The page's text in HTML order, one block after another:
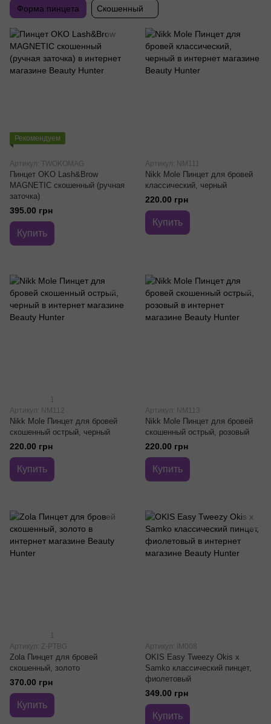
Форма пинцета Скошенный
Рекомендуем
Артикул: TWOKOMAG
Пинцет OKO Lash&Brow
MAGNETIC скошенный (ручная
заточка)
395.00 грн
Купить
Артикул: NM111
Nikk Mole Пинцет для бровей
классический, черный
220.00 грн
Купить
1
Артикул: NM112
Nikk Mole Пинцет для бровей
скошенный острый, черный
220.00 грн
Купить
Артикул: NM113
Nikk Mole Пинцет для бровей
скошенный острый, розовый
220.00 грн
Купить
1
Артикул: Z-PTBG
Zola Пинцет для бровей
скошенный, золото
370.00 грн
Купить
Артикул: IM008
OKIS Easy Tweezy Okis x
Samko классический пинцет,
фиолетовый
349.00 грн
Купить